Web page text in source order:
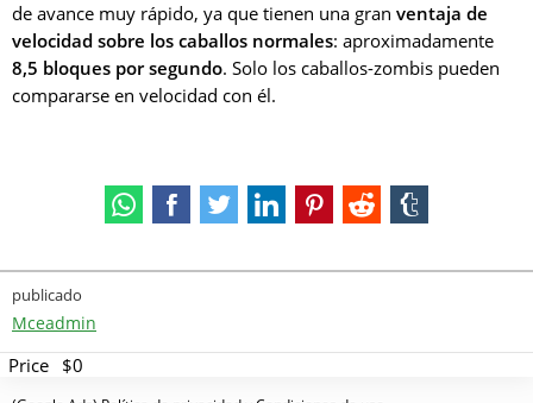
de avance muy rápido, ya que tienen una gran ventaja de
velocidad sobre los caballos normales: aproximadamente
8,5 bloques por segundo. Solo los caballos-zombis pueden
compararse en velocidad con él.
publicado
Mceadmin
Price $0